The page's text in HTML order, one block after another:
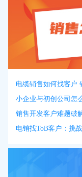
电缆销售如何找客户
小企业与初创公司怎
销售开发客户难题破
电销找ToB客户：挑